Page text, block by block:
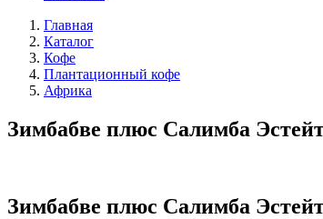
Главная
Каталог
Кофе
Плантационный кофе
Африка
Зимбабве плюс Салимба
Зимбабве плюс Салимба